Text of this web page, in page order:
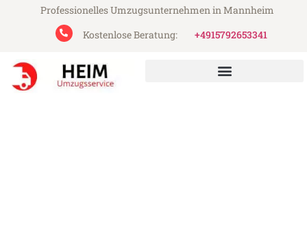
Professionelles Umzugsunternehmen in Mannheim
Kostenlose Beratung:
+4915792653341